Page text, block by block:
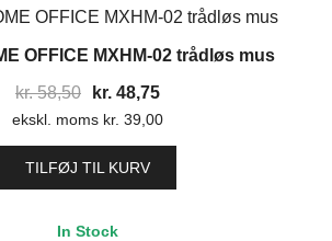
OFFICE MXHM-02 trådløs mus
kr.58,50
Den
oprindelige
pris
var:
kr. 48,75Den
aktuelle
pris
ekskl. moms kr. 39,00
TILFØJ TIL KURV
In Stock